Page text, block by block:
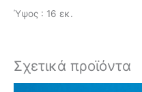
Ύψος : 16 εκ.
Σχετικά προϊόντα